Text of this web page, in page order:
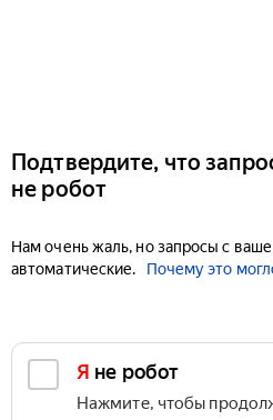
Подтвердите, что
не робот
Нам очень жаль, но запросы с
автоматические.
Почему это
Я не робот
Нажмите, чтобы